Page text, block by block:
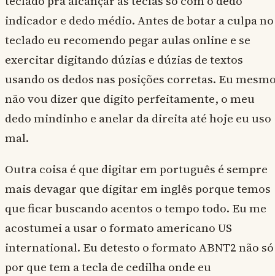
indicador e dedo médio. Antes de botar a culpa no
teclado eu recomendo pegar aulas online e se
exercitar digitando dúzias e dúzias de textos
usando os dedos nas posições corretas. Eu
não vou dizer que digito perfeitamente, o meu
dedo mindinho e anelar da direita até hoje eu uso
mal.
Outra coisa é que digitar em português é sempre
mais devagar que digitar em inglês porque temos
que ficar buscando acentos o tempo todo. Eu me
acostumei a usar o formato americano US
international. Eu detesto o formato ABNT2 não só
por que tem a tecla de cedilha onde eu